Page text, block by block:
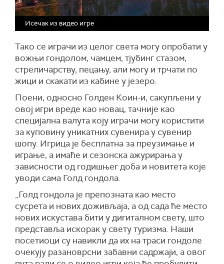
Исечак из видео игре
Тако се играчи из целог света могу опробати у
вожњи гондолом, чамцем, тјубинг стазом,
стреличарству, пецању, али могу и трчати по
жици и скакати из кабине у језеро.
Поени, односно Голден Коин-и, сакупљени у
овој игри вреде као новац, тачније као
специјална валута коју играчи могу користити
за куповину уникатних сувенира у сувенир
шопу. Игрица је бесплатна за преузимање и
играње, а имаће и сезонска ажурирања у
зависности од годишњег доба и новитета које
уводи сама Голд гондола.
„Голд гондола је препозната као место
сусрета и нових доживљаја, а од сада ће место
нових искустава бити у дигиталном свету, што
представља искорак у свету туризма. Наши
посетиоци су навикли да их на траси гондоле
очекују разановрсни забавни садржаји, а овог